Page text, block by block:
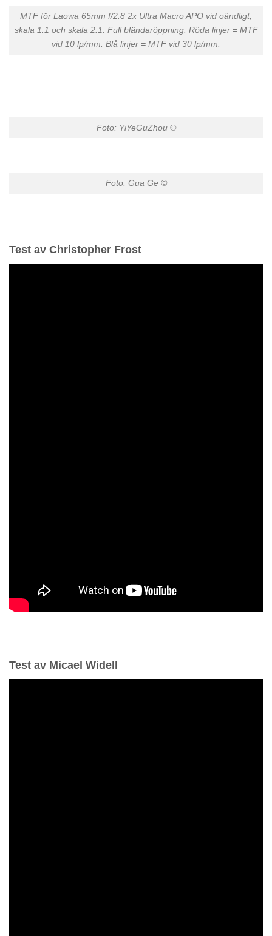
MTF för Laowa 65mm f/2.8 2x Ultra Macro APO vid oändligt,
skala 1:1 och skala 2:1. Full bländaröppning. Röda linjer = MTF
vid 10 lp/mm. Blå linjer = MTF vid 30 lp/mm.
Foto: YiYeGuZhou ©
Foto: Gua Ge ©
Test av Christopher Frost
Test av Micael Widell